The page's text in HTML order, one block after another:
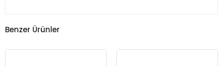
Benzer Ürünler